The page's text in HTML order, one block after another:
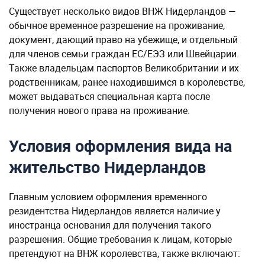
Существует несколько видов ВНЖ Нидерландов —
обычное временное разрешение на проживание,
документ, дающий право на убежище, и отдельный
для членов семьи граждан ЕС/ЕЭЗ или Швейцарии.
Также владельцам паспортов Великобритании и их
родственникам, ранее находившимся в королевстве,
может выдаваться специальная карта после
получения нового права на проживание.
Условия оформления вида на
жительство Нидерландов
Главным условием оформления временного
резидентства Нидерландов является наличие у
иностранца основания для получения такого
разрешения. Общие требования к лицам, которые
претендуют на ВНЖ королевства, также включают: